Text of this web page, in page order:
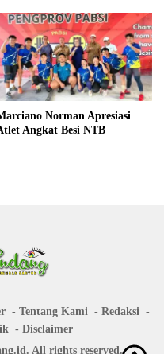
Norman Apresiasi
Angkat Besi NTB
Tentang Kami
Redaksi
Disclaimer
All rights reserved.